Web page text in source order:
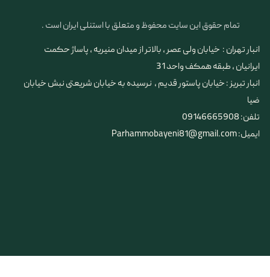
تمام حقوق این سایت محفوظ و متعلق با استنلی ایران است .
انبار تهران : خیابان ولی عصر ، بالاتر از میدان منیریه ، پاساژ حکمت
ایرانیان ، طبقه همکف واحد 31
​​​​​​​انبار تبریز : خیابان پاستور قدیم ، نرسیده به خیابان شریعتی نبش خیابان
ضیا
تلفن: 09146665908
ایمیل: Parhammobayeni81@gmail.com